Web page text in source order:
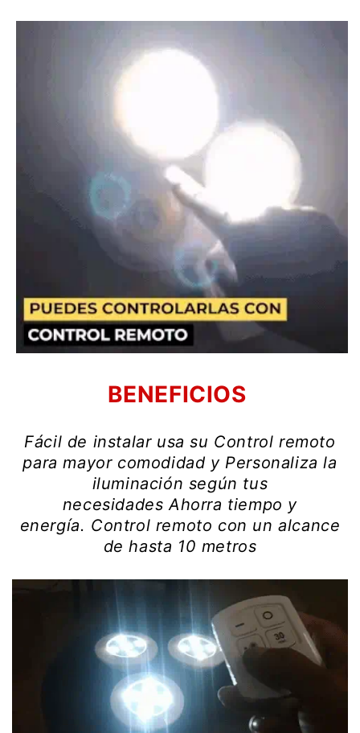
BENEFICIOS
Fácil de instalar usa su Control remoto
para mayor comodidad y Personaliza la
iluminación según tus
necesidadesAhorra tiempo y
energía. Control remoto con un alcance
de hasta 10 metros